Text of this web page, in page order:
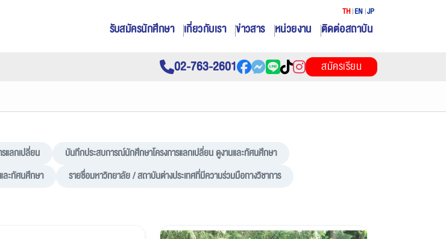
รับสมัครนักศึกษา เกี่ยวกับเรา ข่าวสาร หน่วยงาน ติดต่อสถาบัน
TH EN JP
02-763-2601 สมัครเรียน
รแลกเปลี่ยน
บันทึกประสบการณ์นักศึกษาโครงการแลกเปลี่ยน ดูงานและทัศนศึกษา
ละทัศนศึกษา
รายชื่อมหาวิทยาลัย / สถาบันต่างประเทศที่มีความร่วมมือทางวิชาการ